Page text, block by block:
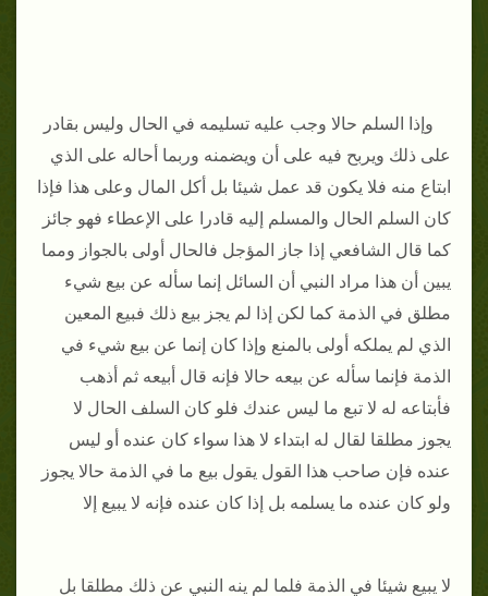
وإذا السلم حالا وجب عليه تسليمه في الحال وليس بقادر
على ذلك ويربح فيه على أن ويضمنه وربما أحاله على الذي
ابتاع منه فلا يكون قد عمل شيئا بل أكل المال وعلى هذا فإذا
كان السلم الحال والمسلم إليه قادرا على الإعطاء فهو جائز
كما قال الشافعي إذا جاز المؤجل فالحال أولى بالجواز ومما
يبين أن هذا مراد النبي أن السائل إنما سأله عن بيع شيء
مطلق في الذمة كما لكن إذا لم يجز بيع ذلك فبيع المعين
الذي لم يملكه أولى بالمنع وإذا كان إنما عن بيع شيء في
الذمة فإنما سأله عن بيعه حالا فإنه قال أبيعه ثم أذهب
فأبتاعه له لا تبع ما ليس عندك فلو كان السلف الحال لا
يجوز مطلقا لقال له ابتداء لا هذا سواء كان عنده أو ليس
عنده فإن صاحب هذا القول يقول بيع ما في الذمة حالا يجوز
ولو كان عنده ما يسلمه بل إذا كان عنده فإنه لا يبيع إلا
لا يبيع شيئا في الذمة فلما لم ينه النبي عن ذلك مطلقا بل